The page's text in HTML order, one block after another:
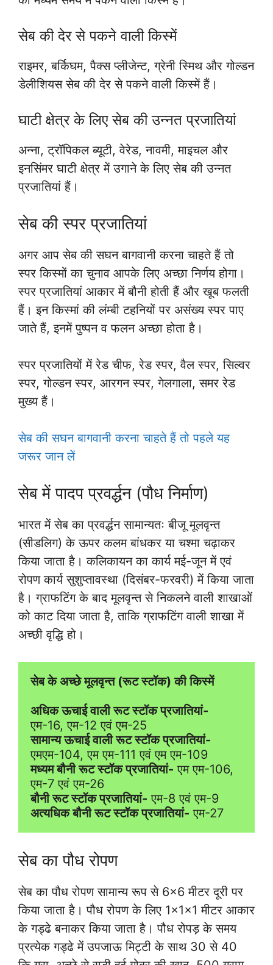
सेब की देर से पकने वाली किस्में
राइमर, बर्किघम, पैक्स प्लीजेन्ट, ग्रेनी स्मिथ और गोल्डन
डेलीशियस सेब की देर से पकने वाली किस्में हैं।
घाटी क्षेत्र के लिए सेब की उन्नत प्रजातियां
अन्ना, ट्रॉपिकल ब्यूटी, वेरेड, नावमी, माइचल और
इनसिंमर घाटी क्षेत्र में उगाने के लिए सेब की उन्नत
प्रजातियां हैं।
सेब की स्पर प्रजातियां
अगर आप सेब की सघन बागवानी करना चाहते हैं तो
स्पर किस्मों का चुनाव आपके लिए अच्छा निर्णय होगा।
स्पर प्रजातियां आकार में बौनी होती हैं और खूब फलती
हैं। इन किस्मां की लंम्बी टहनियों पर असंख्य स्पर पाए
जाते हैं, इनमें पुष्पन व फलन अच्छा होता है।
स्पर प्रजातियों में रेड चीफ, रेड स्पर, वैल स्पर, सिल्वर
स्पर, गोल्डन स्पर, आरगन स्पर, गेलगाला, समर रेड
मुख्य हैं।
सेब की सघन बागवानी करना चाहते हैं तो पहले यह
जरूर जान लें
सेब में पादप प्रवर्द्धन (पौध निर्माण)
भारत में सेब का प्रवर्द्धन सामान्यतः बीजू मूलवृन्त
(सीडलिग) के ऊपर कलम बांधकर या चश्मा चढ़ाकर
किया जाता है। कलिकायन का कार्य मई-जून में एवं
रोपण कार्य सुशुप्तावस्था (दिसंबर-फरवरी) में किया जाता
है। ग्राफटिंग के बाद मूलवृन्त से निकलने वाली शाखाओं
को काट दिया जाता है, ताकि ग्राफटिंग वाली शाखा में
अच्छी वृद्धि हो।
सेब के अच्छे मूलवृन्त (रूट स्टॉक) की किस्में
अधिक ऊचाई वाली रूट स्टॉक प्रजातियां-
सामान्य ऊचाई वाली रूट स्टॉक प्रजातियां-
मध्यम बौनी रूट स्टॉक प्रजातियां- एम एम-106,
बौनी रूट स्टॉक प्रजातियां-
अत्यधिक बौनी रूट स्टॉक प्रजातियां- एम-27
सेब का पौध रोपण
सेब का पौध रोपण सामान्य रूप से 6×6 मीटर दूरी पर
किया जाता है। पौध रोपण के लिए 1×1×1 मीटर आकार
के गड्ढे बनाकर किया जाता है। पौध रोपड़ के समय
प्रत्येक गड्ढे में उपजाऊ मिट्टी के साथ 30 से 40